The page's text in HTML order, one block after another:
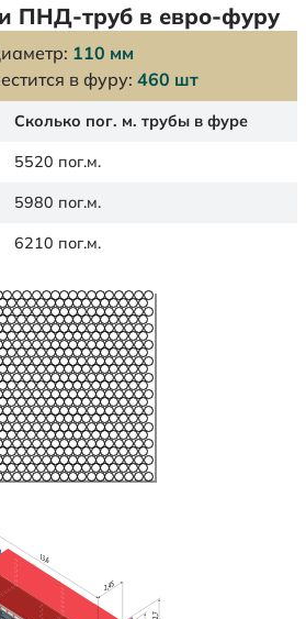
ПНД-труб в евро-фуру
110 мм
в фуру: 460 шт
Сколько пог. м. трубы в фуре
5520 пог.м.
5980 пог.м.
6210 пог.м.